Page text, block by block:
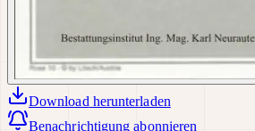
Download herunterladen
Benachrichtigung abonnieren